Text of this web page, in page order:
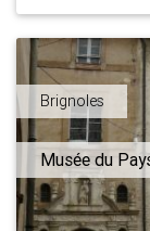
Brignoles
Musée du